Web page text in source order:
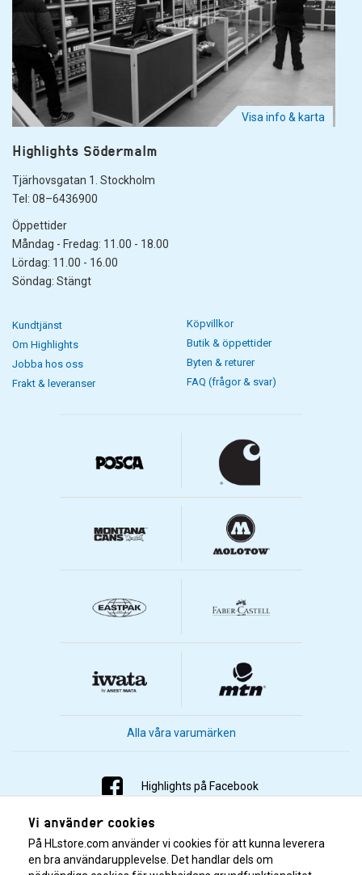
Visa info & karta
Highlights Södermalm
Tjärhovsgatan 1. Stockholm
Tel: 08–6436900
Öppettider
Måndag - Fredag: 11.00 - 18.00
Lördag: 11.00 - 16.00
Söndag: Stängt
Kundtjänst
Om Highlights
Jobba hos oss
Frakt & leveranser
Köpvillkor
Butik & öppettider
Byten & returer
FAQ (frågor & svar)
Alla våra varumärken
Highlights på Facebook
Highlights på Instagram
Highlights på Youtube
Vi använder cookies
På HLstore.com använder vi cookies för att kunna leverera
en bra användarupplevelse. Det handlar dels om